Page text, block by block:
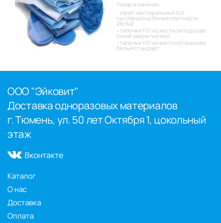
Товар в наличии:
халат нестерильный 140
см,спандонд белые плотность
25г/м2
тапочки т01 на жесткой подошве
синий закрытый мыс
тапочки т01 на жесткой подошве
белый стандарт
ООО "Эйковит"
Доставка одноразовых материалов
г. Тюмень, ул. 50 лет Октября 1, цокольный
этаж
Вконтакте
Каталог
О нас
Доставка
Оплата